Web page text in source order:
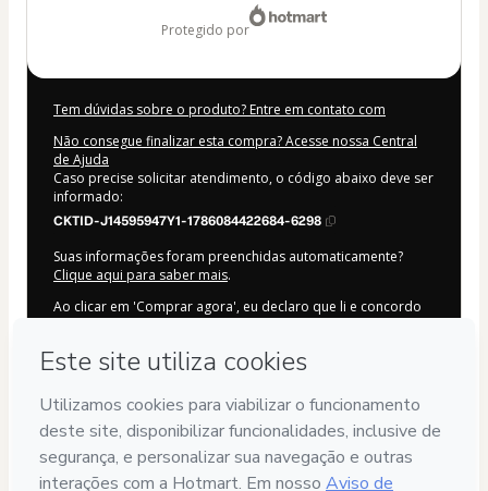
protegido por
Tem dúvidas sobre o produto? Entre em contato com
Não consegue finalizar esta compra? Acesse nossa Central
de Ajuda
Caso precise solicitar atendimento, o código abaixo deve ser
informado:
CKTID-J14595947Y1-1786084422684-6298
Suas informações foram preenchidas automaticamente?
Clique aqui para saber mais.
Ao clicar em 'Comprar agora', eu declaro que li e concordo
conteúdo e/ou faz controle prévio deste; (ii) com os
e (iii) que sou maior de idade ou autorizado e acompanhado
por um responsável legal.
Saiba mais sobre sua compra
Hotmart © 2026 - Todos os direitos reservados